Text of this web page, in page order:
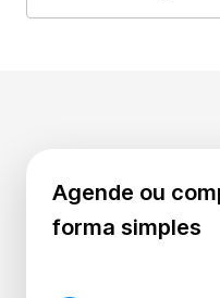
Agende ou
forma simples